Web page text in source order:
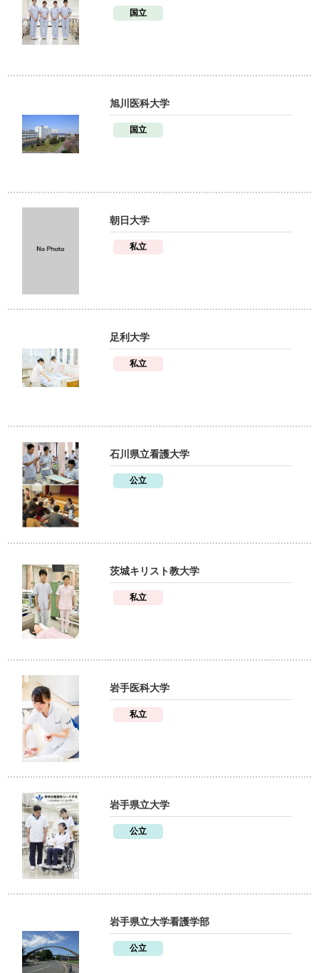
国立
旭川医科大学
国立
朝日大学
私立
足利大学
私立
石川県立看護大学
公立
茨城キリスト教大学
私立
岩手医科大学
私立
岩手県立大学
公立
岩手県立大学看護学部
公立